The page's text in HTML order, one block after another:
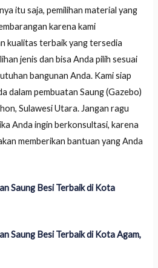
itu saja, pemilihan material yang
karena kami
kualitas terbaik yang tersedia
jenis dan bisa Anda pilih sesuai
bangunan Anda. Kami siap
dalam pembuatan Saung (Gazebo)
Sulawesi Utara. Jangan ragu
Anda ingin berkonsultasi, karena
memberikan bantuan yang Anda
Saung Besi Terbaik di Kota
Saung Besi Terbaik di Kota Agam,